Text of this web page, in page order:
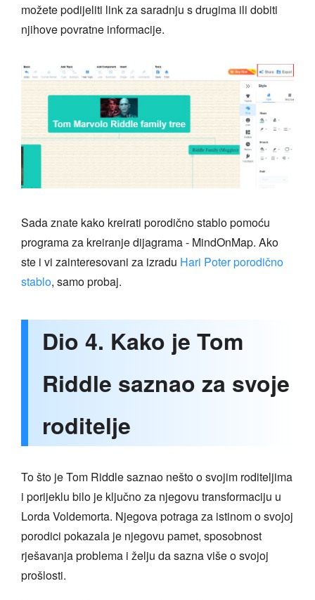
možete podijeliti link za saradnju s drugima ili dobiti
njihove povratne informacije.
Sada znate kako kreirati porodično stablo pomoću
programa za kreiranje dijagrama - MindOnMap. Ako
ste i vi zainteresovani za izradu Hari Poter porodično
stablo, samo probaj.
Dio 4. Kako je Tom
Riddle saznao za svoje
roditelje
To što je Tom Riddle saznao nešto o svojim roditeljima
i porijeklu bilo je ključno za njegovu transformaciju u
Lorda Voldemorta. Njegova potraga za istinom o svojoj
porodici pokazala je njegovu pamet, sposobnost
rješavanja problema i želju da sazna više o svojoj
prošlosti.